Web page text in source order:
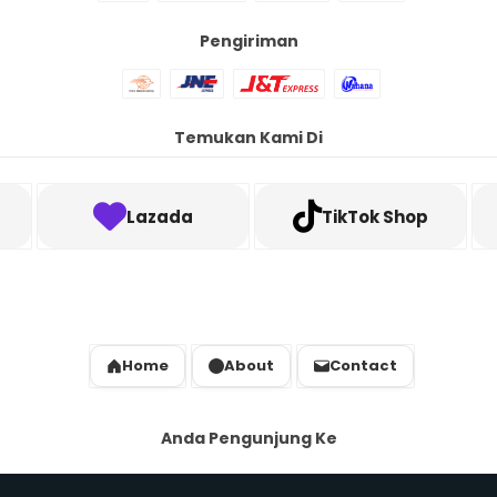
Pengiriman
Temukan Kami Di
Lazada TikTok Shop
Home About Contact
Anda Pengunjung Ke